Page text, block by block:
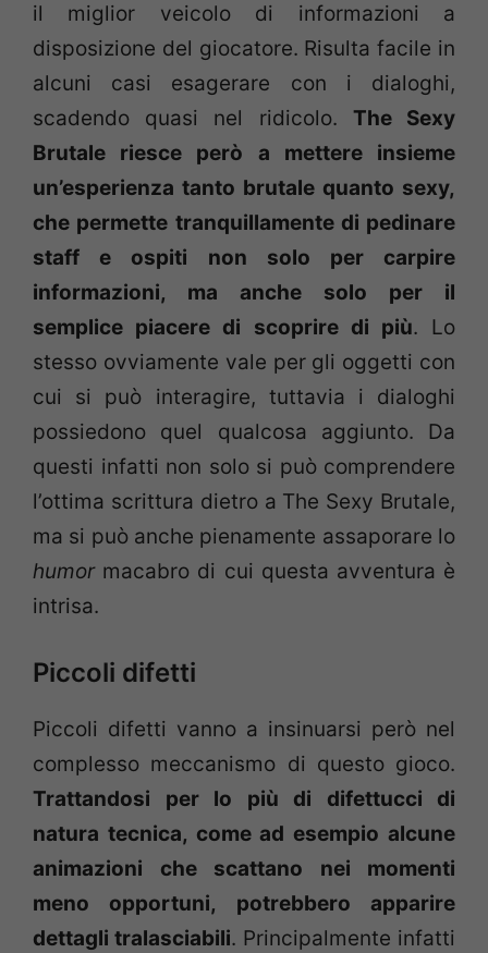
il miglior veicolo di informazioni a
disposizione del giocatore. Risulta facile in
alcuni casi esagerare con i dialoghi,
scadendo quasi nel ridicolo. The Sexy
Brutale riesce però a mettere insieme
un’esperienza tanto brutale quanto sexy,
che permette tranquillamente di pedinare
staff e ospiti non solo per carpire
informazioni, ma anche solo per il
semplice piacere di scoprire di più. Lo
stesso ovviamente vale per gli oggetti con
cui si può interagire, tuttavia i dialoghi
possiedono quel qualcosa aggiunto. Da
questi infatti non solo si può comprendere
l’ottima scrittura dietro a The Sexy Brutale,
ma si può anche pienamente assaporare lo
humormacabro di cui questa avventura è
intrisa.
Piccoli difetti
Piccoli difetti vanno a insinuarsi però nel
complesso meccanismo di questo gioco.
Trattandosi per lo più di difettucci di
natura tecnica, come ad esempio alcune
animazioni che scattano nei momenti
meno opportuni, potrebbero apparire
dettagli tralasciabili. Principalmente infatti